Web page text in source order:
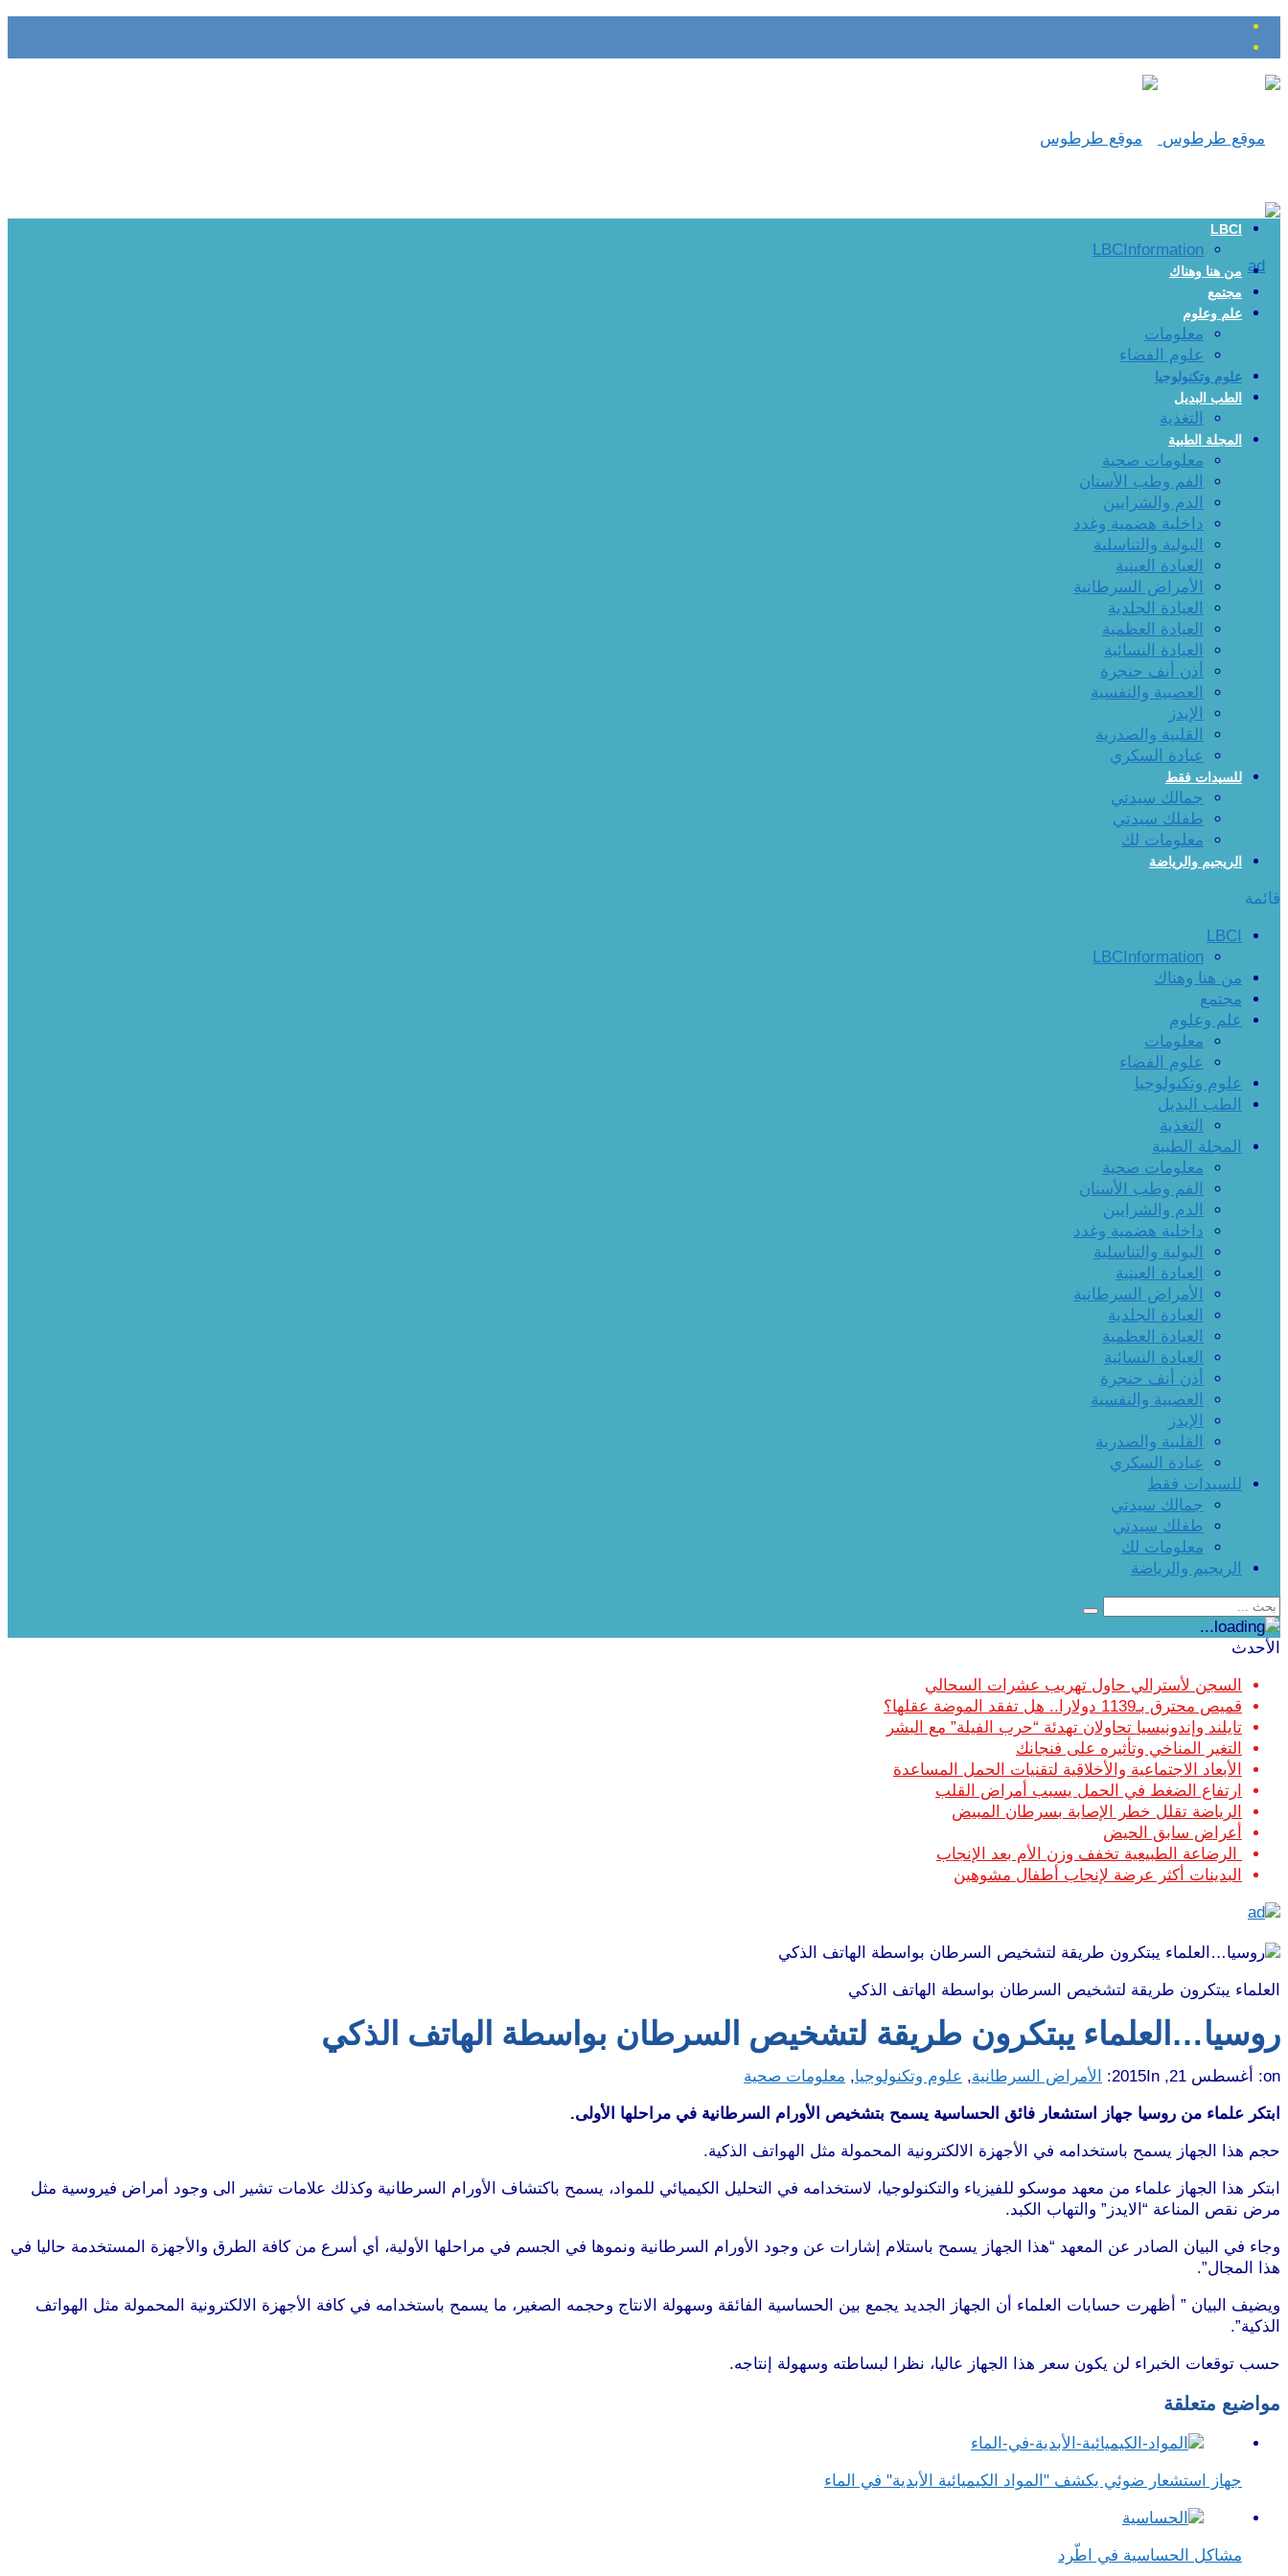
LBCI
LBCInformation
من هنا وهناك
مجتمع
علم وعلوم
معلومات
علوم الفضاء
علوم وتكنولوجيا
الطب البديل
التغذية
المجلة الطبية
معلومات صحية
الفم وطب الأسنان
الدم والشرايين
داخلية هضمية وغدد
البولية والتناسلية
العيادة العينية
الأمراض السرطانية
العيادة الجلدية
العيادة العظمية
العيادة النسائية
أذن أنف حنجرة
العصبية والنفسية
الإيدز
القلبية والصدرية
عيادة السكري
للسيدات فقط
جمالك سيدتي
طفلك سيدتي
معلومات لك
الريجيم والرياضة
قائمة
LBCI
LBCInformation
من هنا وهناك
مجتمع
علم وعلوم
معلومات
علوم الفضاء
علوم وتكنولوجيا
الطب البديل
التغذية
المجلة الطبية
معلومات صحية
الفم وطب الأسنان
الدم والشرايين
داخلية هضمية وغدد
البولية والتناسلية
العيادة العينية
الأمراض السرطانية
العيادة الجلدية
العيادة العظمية
العيادة النسائية
أذن أنف حنجرة
العصبية والنفسية
الإيدز
القلبية والصدرية
عيادة السكري
للسيدات فقط
جمالك سيدتي
طفلك سيدتي
معلومات لك
الريجيم والرياضة
الأحدث
السجن لأسترالي حاول تهريب عشرات السحالي
قميص محترق بـ1139 دولارا.. هل تفقد الموضة عقلها؟
تايلند وإندونيسيا تحاولان تهدئة “حرب الفيلة” مع البشر
التغير المناخي وتأثيره على فنجانك
الأبعاد الاجتماعية والأخلاقية لتقنيات الحمل المساعدة
ارتفاع الضغط في الحمل يسبب أمراض القلب
الرياضة تقلل خطر الإصابة بسرطان المبيض
أعراض سابق الحيض
الرضاعة الطبيعية تخفف وزن الأم بعد الإنجاب
البدينات أكثر عرضة لإنجاب أطفال مشوهين
العلماء يبتكرون طريقة لتشخيص السرطان بواسطة الهاتف الذكي
روسيا…العلماء يبتكرون طريقة لتشخيص السرطان بواسطة الهاتف الذكي
on: أغسطس 21, 2015 In: الأمراض السرطانية, علوم وتكنولوجيا, معلومات صحية
ابتكر علماء من روسيا جهاز استشعار فائق الحساسية يسمح بتشخيص الأورام السرطانية في مراحلها الأولى.
حجم هذا الجهاز يسمح باستخدامه في الأجهزة الالكترونية المحمولة مثل الهواتف الذكية.
ابتكر هذا الجهاز علماء من معهد موسكو للفيزياء والتكنولوجيا، لاستخدامه في التحليل الكيميائي للمواد، يسمح باكتشاف الأورام السرطانية وكذلك علامات تشير الى وجود أمراض فيروسية مثل
مرض نقص المناعة “الايدز” والتهاب الكبد.
وجاء في البيان الصادر عن المعهد “هذا الجهاز يسمح باستلام إشارات عن وجود الأورام السرطانية ونموها في الجسم في مراحلها الأولية، أي أسرع من كافة الطرق والأجهزة المستخدمة حاليا في
هذا المجال”.
ويضيف البيان ” أظهرت حسابات العلماء أن الجهاز الجديد يجمع بين الحساسية الفائقة وسهولة الانتاج وحجمه الصغير، ما يسمح باستخدامه في كافة الأجهزة الالكترونية المحمولة مثل الهواتف
الذكية”.
حسب توقعات الخبراء لن يكون سعر هذا الجهاز عاليا، نظرا لبساطته وسهولة إنتاجه.
مواضيع متعلقة
جهاز استشعار ضوئي يكشف "المواد الكيميائية الأبدية" في الماء
مشاكل الحساسية في اطّرد